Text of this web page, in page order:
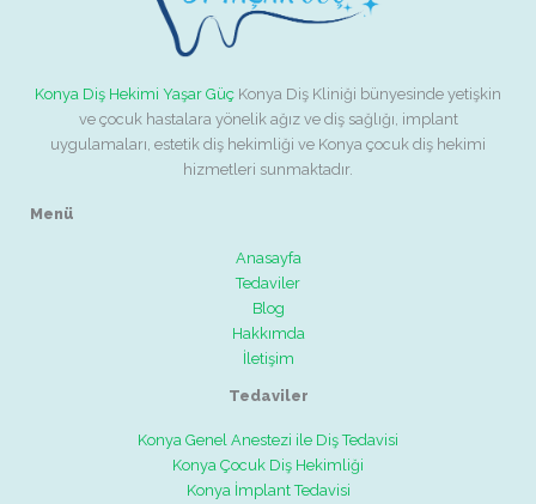
Konya Diş Hekimi Yaşar Güç Konya Diş Kliniği bünyesinde yetişkin
ve çocuk hastalara yönelik ağız ve diş sağlığı, implant
uygulamaları, estetik diş hekimliği ve Konya çocuk diş hekimi
hizmetleri sunmaktadır.
Menü
Anasayfa
Tedaviler
Blog
Hakkımda
İletişim
Tedaviler
Konya Genel Anestezi ile Diş Tedavisi
Konya Çocuk Diş Hekimliği
Konya İmplant Tedavisi